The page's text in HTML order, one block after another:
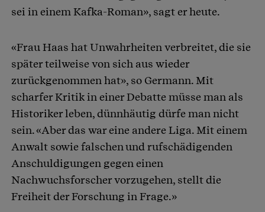
sei in einem Kafka-Roman», sagt er heute.
«Frau Haas hat Unwahrheiten verbreitet, die sie
später teilweise von sich aus wieder
zurückgenommen hat», so Germann. Mit
scharfer Kritik in einer Debatte müsse man als
Historiker leben, dünnhäutig dürfe man nicht
sein. «Aber das war eine andere Liga. Mit einem
Anwalt sowie falschen und rufschädigenden
Anschuldigungen gegen einen
Nachwuchsforscher vorzugehen, stellt die
Freiheit der Forschung in Frage.»